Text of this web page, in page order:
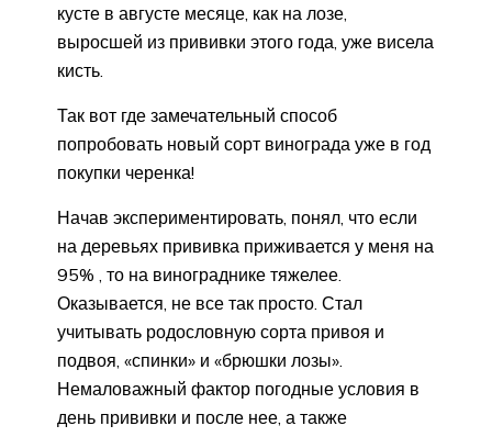
кусте в августе месяце, как на лозе,
выросшей из прививки этого года, уже висела
кисть.
Так вот где замечательный способ
попробовать новый сорт винограда уже в год
покупки черенка!
Начав экспериментировать, понял, что если
на деревьях прививка приживается у меня на
95% , то на винограднике тяжелее.
Оказывается, не все так просто. Стал
учитывать родословную сорта привоя и
подвоя, «спинки» и «брюшки лозы».
Немаловажный фактор погодные условия в
день прививки и после нее, а также